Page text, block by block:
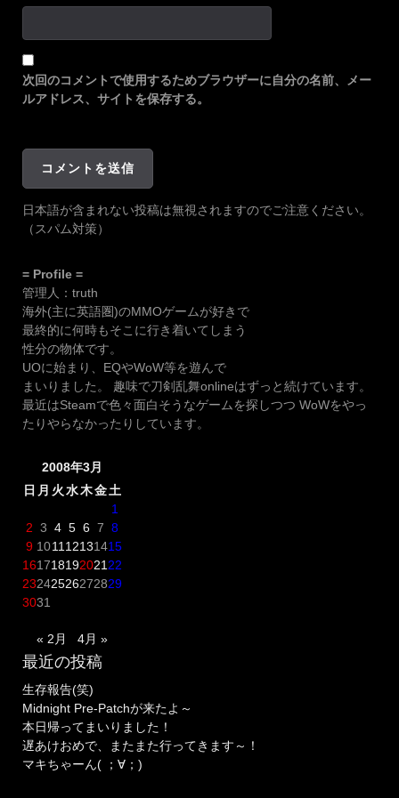
次回のコメントで使用するためブラウザーに自分の名前、メー
ルアドレス、サイトを保存する。
日本語が含まれない投稿は無視されますのでご注意ください。
（スパム対策）
= Profile =
管理人：truth
海外(主に英語圏)のMMOゲームが好きで
最終的に何時もそこに行き着いてしまう
性分の物体です。
UOに始まり、EQやWoW等を遊んで
まいりました。 趣味で刀剣乱舞onlineはずっと続けています。
最近はSteamで色々面白そうなゲームを探しつつ WoWをやっ
たりやらなかったりしています。
2008年3月
日 月 火水木金土
1
2 3 4 5 6 7 8
9 1011 12131415
161718192021 22
23242526272829
3031
« 2月 4月 »
最近の投稿
生存報告(笑)
Midnight Pre-Patchが来たよ～
本日帰ってまいりました！
遅あけおめで、またまた行ってきます～！
マキちゃーん( ；∀；)